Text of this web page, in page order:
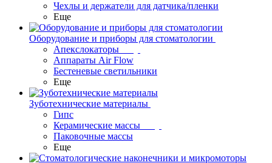
Чехлы и держатели для датчика/пленки
Еще
Оборудование и приборы для стоматологии
Апекслокаторы
Аппараты Air Flow
Бестеневые светильники
Еще
Зуботехнические материалы
Гипс
Керамические массы
Паковочные массы
Еще